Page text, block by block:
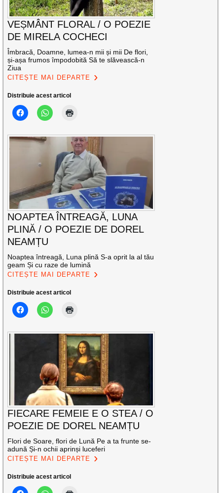
VEȘMÂNT FLORAL / O POEZIE
DE MIRELA COCHECI
Îmbracă, Doamne, lumea-n mii și mii De flori,
și-așa frumos împodobită Să te slăvească-n
Ziua
CITEȘTE MAI DEPARTE
Distribuie acest articol
NOAPTEA ÎNTREAGĂ, LUNA
PLINĂ / O POEZIE DE DOREL
NEAMȚU
Noaptea întreagă, Luna plină S-a oprit la al tău
geam Și cu raze de lumină
CITEȘTE MAI DEPARTE
Distribuie acest articol
FIECARE FEMEIE E O STEA / O
POEZIE DE DOREL NEAMȚU
Flori de Soare, flori de Lună Pe a ta frunte se-
adună Și-n ochii aprinși luceferi
CITEȘTE MAI DEPARTE
Distribuie acest articol